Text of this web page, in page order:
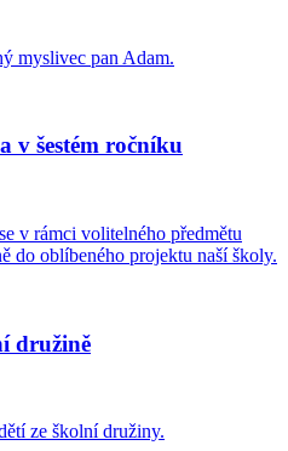
myslivec pan Adam.
v šestém ročníku
v rámci volitelného předmětu
do oblíbeného projektu naší školy.
družině
ze školní družiny.